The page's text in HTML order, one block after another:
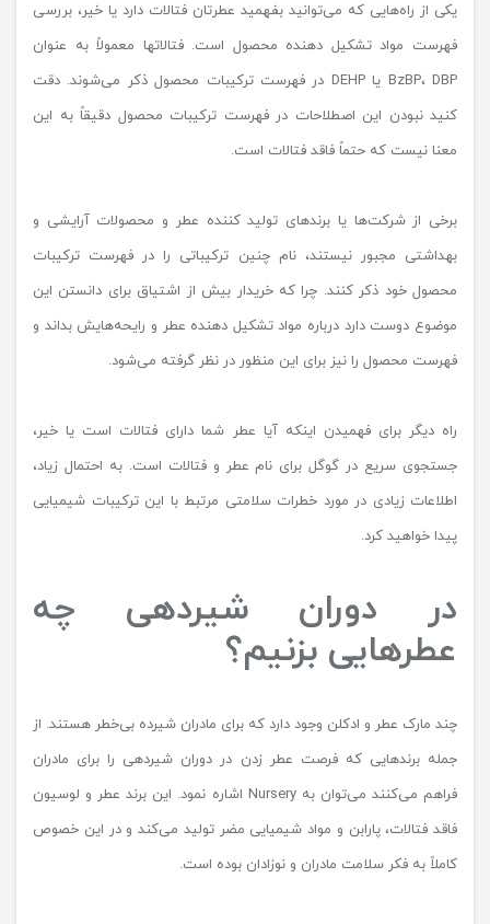
یکی از راه‌هایی که می‌توانید بفهمید عطرتان فتالات دارد یا خیر، بررسی
فهرست مواد تشکیل دهنده محصول است. فتالاتها معمولاً به عنوان
BzBP، DBP یا DEHP در فهرست ترکیبات محصول ذکر می‌شوند. دقت
کنید نبودن این اصطلاحات در فهرست ترکیبات محصول دقیقاً به این
معنا نیست که حتماً فاقد فتالات است.
برخی از شرکت‌ها یا برندهای تولید کننده عطر و محصولات آرایشی و
بهداشتی مجبور نیستند، نام چنین ترکیباتی را در فهرست ترکیبات
محصول خود ذکر کنند. چرا که خریدار بیش از اشتیاق برای دانستن این
موضوع دوست دارد درباره مواد تشکیل دهنده عطر و رایحه‌هایش بداند و
فهرست محصول را نیز برای این منظور در نظر گرفته می‌شود.
راه دیگر برای فهمیدن اینکه آیا عطر شما دارای فتالات است یا خیر،
جستجوی سریع در گوگل برای نام عطر و فتالات است. به احتمال زیاد،
اطلاعات زیادی در مورد خطرات سلامتی مرتبط با این ترکیبات شیمیایی
پیدا خواهید کرد.
در دوران شیردهی چه
عطرهایی بزنیم؟
چند مارک عطر و ادکلن وجود دارد که برای مادران شیرده بی‌خطر هستند. از
جمله برندهایی که فرصت عطر زدن در دوران شیردهی را برای مادران
فراهم می‌کنند می‌توان به Nursery اشاره نمود. این برند عطر و لوسیون
فاقد فتالات، پارابن و مواد شیمیایی مضر تولید می‌کند و در این خصوص
کاملاً به فکر سلامت مادران و نوزادان بوده است.